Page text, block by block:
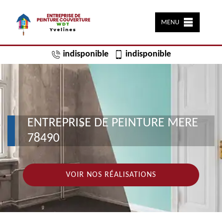
MENU
indisponible indisponible
ENTREPRISE DE PEINTURE MERE
78490
VOIR NOS RÉALISATIONS